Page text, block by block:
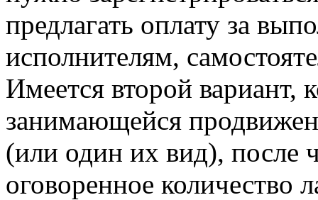
предлагать оплату за
исполнителям,
Имеется второй вариант,
занимающейся
(или один их вид), после
оговоренное количество